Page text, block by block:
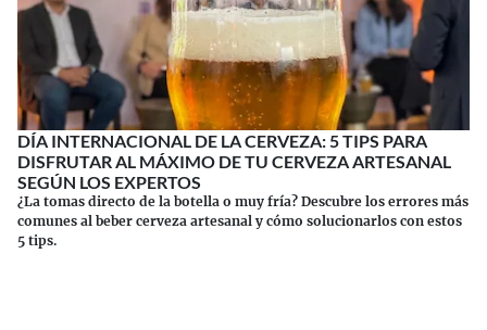
DÍA INTERNACIONAL DE LA CERVEZA: 5 TIPS PARA
DISFRUTAR AL MÁXIMO DE TU CERVEZA ARTESANAL
SEGÚN LOS EXPERTOS
¿La tomas directo de la botella o muy fría? Descubre los errores más
comunes al beber cerveza artesanal y cómo solucionarlos con estos
5 tips.